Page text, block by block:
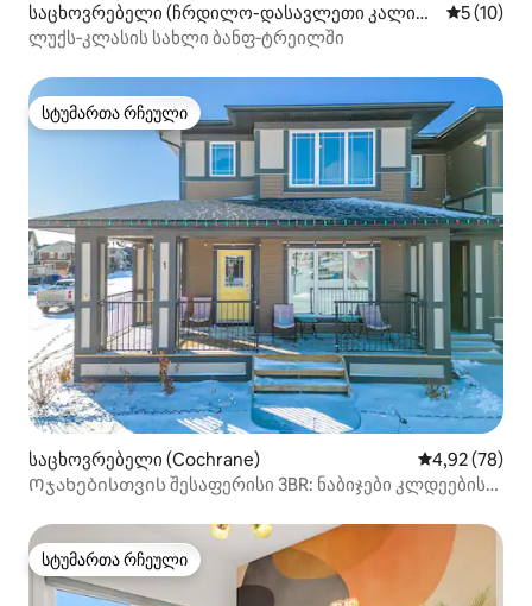
საცხოვრებელი (ჩრდილო-დასავლეთი კალისა
რი)
საშუალო
5 (10)
ლუქს‑კლასის სახლი ბანფ‑ტრეილში
სტუმართა რჩეული
სტუმართა რჩეული
საცხოვრებელი (Cochrane) საშუალო
4,92 (78)
Ოჯახებისთვის შესაფერისი 3BR: ნაბიჯები კლდეების
სტუმართა რჩეული
სტუმართა რჩეული